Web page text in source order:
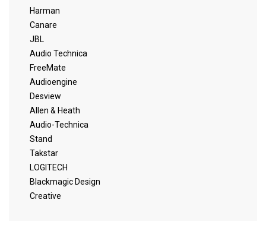
Harman
Canare
JBL
Audio Technica
FreeMate
Audioengine
Desview
Allen & Heath
Audio-Technica
Stand
Takstar
LOGITECH
Blackmagic Design
Creative